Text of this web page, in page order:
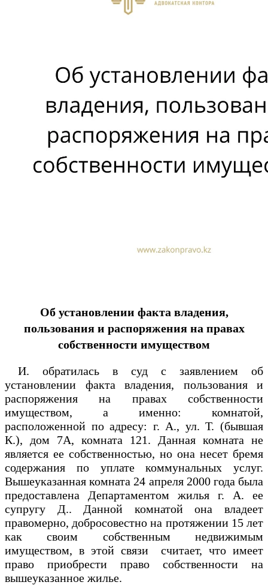
Об установлении факта владения,
пользования и распоряжения на правах
собственности имуществом
И. обратилась в суд с заявлением об
установлении факта владения, пользования и
распоряжения на правах собственности
имуществом, а именно: комнатой,
расположенной по адресу: г. А., ул. Т. (бывшая
К.), дом 7А, комната 121. Данная комната не
является ее собственностью, но она несет бремя
содержания по уплате коммунальных услуг.
Вышеуказанная комната 24 апреля 2000 года была
предоставлена Департаментом жилья г. А. ее
супругу Д.. Данной комнатой она владеет
правомерно, добросовестно на протяжении 15 лет
как своим собственным недвижимым
имуществом, в этой связи считает, что имеет
право приобрести право собственности на
вышеуказанное жилье.